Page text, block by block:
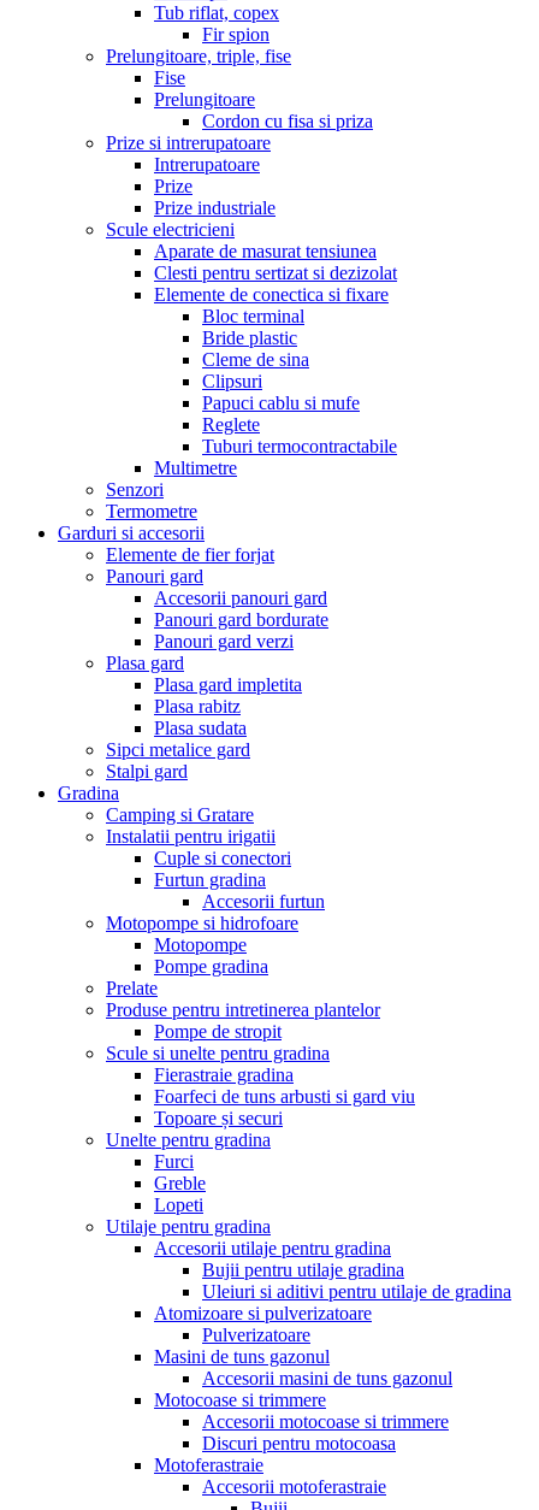
Tub riflat, copex
Fir spion
Prelungitoare, triple, fise
Fise
Prelungitoare
Cordon cu fisa si priza
Prize si intrerupatoare
Intrerupatoare
Prize
Prize industriale
Scule electricieni
Aparate de masurat tensiunea
Clesti pentru sertizat si dezizolat
Elemente de conectica si fixare
Bloc terminal
Bride plastic
Cleme de sina
Clipsuri
Papuci cablu si mufe
Reglete
Tuburi termocontractabile
Multimetre
Senzori
Termometre
Garduri si accesorii
Elemente de fier forjat
Panouri gard
Accesorii panouri gard
Panouri gard bordurate
Panouri gard verzi
Plasa gard
Plasa gard impletita
Plasa rabitz
Plasa sudata
Sipci metalice gard
Stalpi gard
Gradina
Camping si Gratare
Instalatii pentru irigatii
Cuple si conectori
Furtun gradina
Accesorii furtun
Motopompe si hidrofoare
Motopompe
Pompe gradina
Prelate
Produse pentru intretinerea plantelor
Pompe de stropit
Scule si unelte pentru gradina
Fierastraie gradina
Foarfeci de tuns arbusti si gard viu
Topoare și securi
Unelte pentru gradina
Furci
Greble
Lopeti
Utilaje pentru gradina
Accesorii utilaje pentru gradina
Bujii pentru utilaje gradina
Uleiuri si aditivi pentru utilaje de gradina
Atomizoare si pulverizatoare
Pulverizatoare
Masini de tuns gazonul
Accesorii masini de tuns gazonul
Motocoase si trimmere
Accesorii motocoase si trimmere
Discuri pentru motocoasa
Motoferastraie
Accesorii motoferastraie